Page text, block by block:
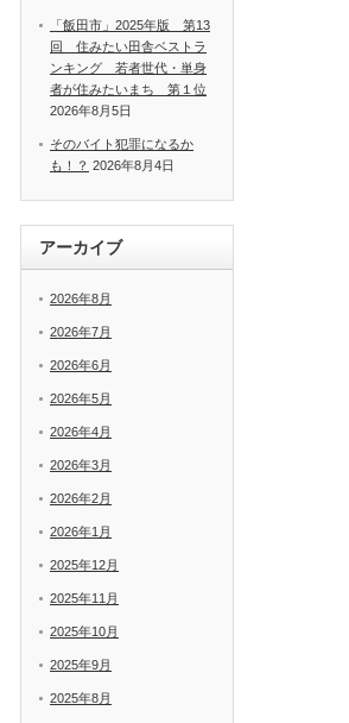
「飯田市」2025年版 第13
回 住みたい田舎ベストラ
ンキング 若者世代・単身
者が住みたいまち 第１位
2026年8月5日
そのバイト犯罪になるか
も！？ 2026年8月4日
アーカイブ
2026年8月
2026年7月
2026年6月
2026年5月
2026年4月
2026年3月
2026年2月
2026年1月
2025年12月
2025年11月
2025年10月
2025年9月
2025年8月